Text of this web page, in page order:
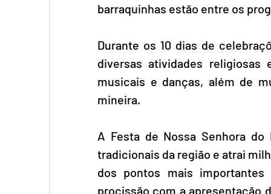
barraquinhas estão entre os
Durante os 10 dias de
diversas atividades religiosas
musicais e danças, além de
mineira.
A Festa de Nossa Senhora
tradicionais da região e atrai
dos pontos mais
procissão com a apresentação